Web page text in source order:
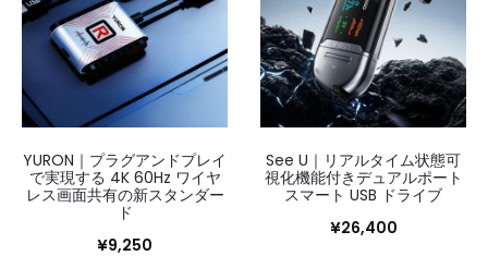
YURON｜プラグアンドプレイ
で実現する 4K 60Hz ワイヤ
レス画面共有の新スタンダー
ド
¥9,250
See U｜リアルタイム状態可
視化機能付きデュアルポート
スマート USB ドライブ
¥26,400